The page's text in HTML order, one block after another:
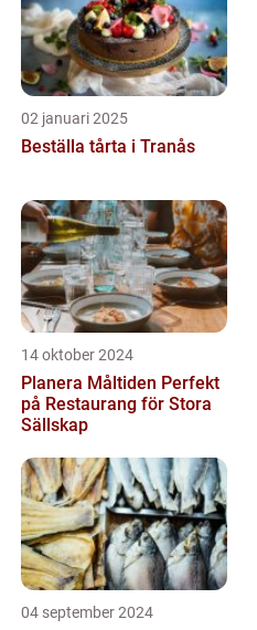
02 januari 2025
Beställa tårta i Tranås
14 oktober 2024
Planera Måltiden Perfekt
på Restaurang för Stora
Sällskap
04 september 2024